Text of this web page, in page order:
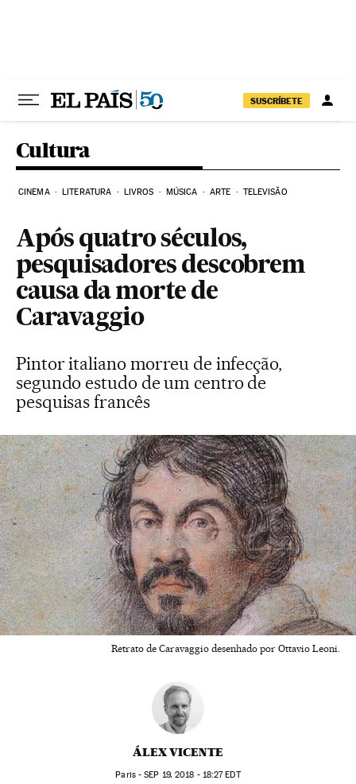
SUSCRÍBETE
Cultura
CINEMA LITERATURA LIVROS MÚSICA ARTE TELEVISÃO
Após quatro séculos,
pesquisadores descobrem
causa da morte de
Caravaggio
Pintor italiano morreu de infecção,
segundo estudo de um centro de
pesquisas francês
Retrato de Caravaggio desenhado por Ottavio Leoni.
ÁLEX VICENTE
Paris -SEP 19, 2018 - 18:27EDT